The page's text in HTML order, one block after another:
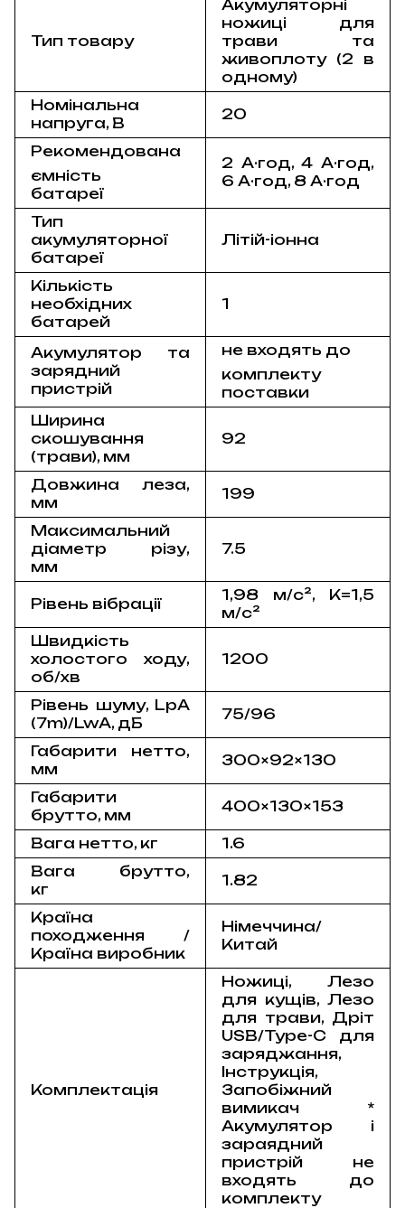
Тип товару
Акумуляторні
ножиці для
трави та
живоплоту (2 в
одному)
Номінальна
напруга, В
20
Рекомендована
ємність
батареї
2 А·год, 4 А·год,
6 А·год, 8 А·год
Тип
акумуляторної
батареї
Літій-іонна
Кількість
необхідних
батарей
1
Акумулятор та
зарядний
пристрій
не входять до
комплекту
поставки
Ширина
скошування
(трави), мм
92
Довжина леза,
мм
199
Максимальний
діаметр різу,
мм
7.5
Рівень вібрації
1,98 м/с², K=1,5
м/с²
Швидкість
холостого ходу,
об/хв
1200
Рівень шуму, LpA
(7m)/LwA, дБ
75/96
Габарити нетто,
мм
300×92×130
Габарити
брутто, мм
400×130×153
Вага нетто, кг
1.6
Вага брутто,
кг
1.82
Країна
походження /
Країна виробник
Німеччина/
Китай
Комплектація
Ножиці, Лезо
для кущів, Лезо
для трави, Дріт
USB/Type-C для
заряджання,
Інструкція,
Запобіжний
вимикач *
Акумулятор і
зараядний
пристрій не
входять до
комплекту